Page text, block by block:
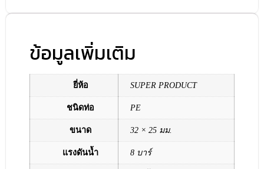
ข้อมูลเพิ่มเติม
ยี่ห้อ SUPER PRODUCT
ชนิดท่อ PE
ขนาด 32 × 25 มม.
แรงดันน้ำ 8 บาร์